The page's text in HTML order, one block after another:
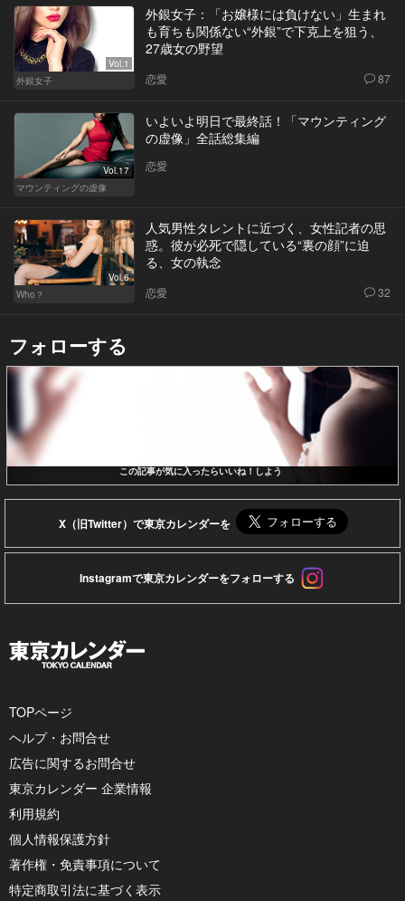
Vol.1
外銀女子
外銀女子：「お嬢様には負けない」生まれ
も育ちも関係ない“外銀”で下克上を狙う、
27歳女の野望
恋愛 87
Vol.17
マウンティングの虚像
いよいよ明日で最終話！「マウンティング
の虚像」全話総集編
恋愛
Vol.6
Who？
人気男性タレントに近づく、女性記者の思
惑。彼が必死で隠している“裏の顔”に迫
る、女の執念
恋愛 32
フォローする
この記事が気に入ったらいいね！しよう
X（旧Twitter）で東京カレンダーを
Instagramで東京カレンダーをフォローする
TOPページ
ヘルプ・お問合せ
広告に関するお問合せ
東京カレンダー 企業情報
利用規約
個人情報保護方針
著作権・免責事項について
特定商取引法に基づく表示